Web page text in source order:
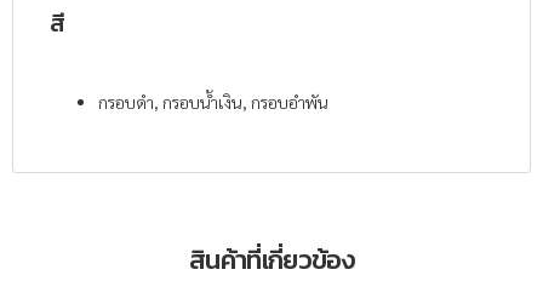
สี
กรอบดำ, กรอบน้ำเงิน, กรอบอำพัน
สินค้าที่เกี่ยวข้อง